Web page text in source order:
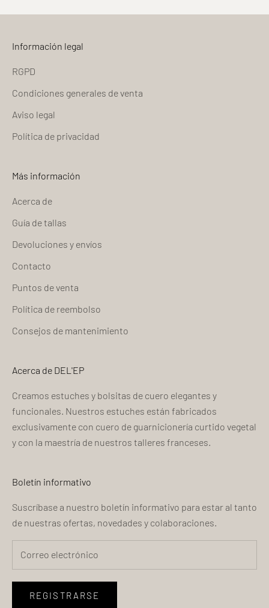
Información legal
RGPD
Condiciones generales de venta
Aviso legal
Política de privacidad
Más información
Acerca de
Guía de tallas
Devoluciones y envíos
Contacto
Puntos de venta
Política de reembolso
Consejos de mantenimiento
Acerca de DEL'EP
Creamos estuches y bolsitas de cuero elegantes y
funcionales. Nuestros estuches están fabricados
exclusivamente con cuero de guarnicionería curtido vegetal
y con la maestría de nuestros talleres franceses.
Boletín informativo
Suscríbase a nuestro boletín informativo para estar al tanto
de nuestras ofertas, novedades y colaboraciones.
REGISTRARSE